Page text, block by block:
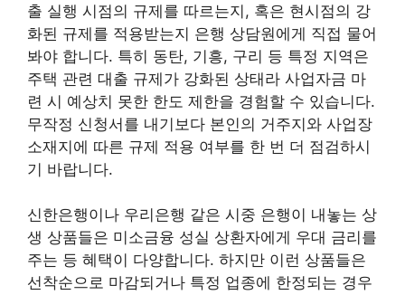
출 실행 시점의 규제를 따르는지, 혹은 현시점의 강
화된 규제를 적용받는지 은행 상담원에게 직접 물어
봐야 합니다. 특히 동탄, 기흥, 구리 등 특정 지역은
주택 관련 대출 규제가 강화된 상태라 사업자금 마
련 시 예상치 못한 한도 제한을 경험할 수 있습니다.
무작정 신청서를 내기보다 본인의 거주지와 사업장
소재지에 따른 규제 적용 여부를 한 번 더 점검하시
기 바랍니다.
신한은행이나 우리은행 같은 시중 은행이 내놓는 상
생 상품들은 미소금융 성실 상환자에게 우대 금리를
주는 등 혜택이 다양합니다. 하지만 이런 상품들은
선착순으로 마감되거나 특정 업종에 한정되는 경우